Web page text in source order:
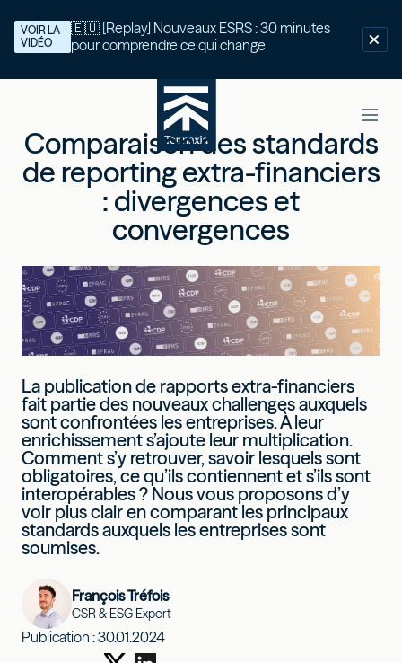
🇪🇺 [Replay] Nouveaux ESRS : 30 minutes
pour comprendre ce qui change
VOIR LA
VIDÉO
Comparaison des standards
de reporting extra-financiers
: divergences et
convergences
La publication de rapports extra-financiers
fait partie des nouveaux challenges auxquels
sont confrontées les entreprises. À leur
enrichissement s’ajoute leur multiplication.
Comment s’y retrouver, savoir lesquels sont
obligatoires, ce qu’ils contiennent et s’ils sont
interopérables ? Nous vous proposons d’y
voir plus clair en comparant les principaux
standards auxquels les entreprises sont
soumises.
François Tréfois
CSR & ESG Expert
Publication :30.01.2024